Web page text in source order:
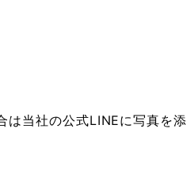
は当社の公式LINEに写真を添